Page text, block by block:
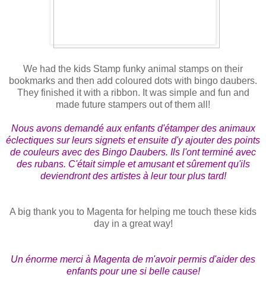
We had the kids Stamp funky animal stamps on their
bookmarks and then add coloured dots with bingo daubers.
They finished it with a ribbon. It was simple and fun and
made future stampers out of them all!
Nous avons demandé aux enfants d'étamper des animaux
éclectiques sur leurs signets et ensuite d'y ajouter des points
de couleurs avec des Bingo Daubers. Ils l'ont terminé avec
des rubans. C'était simple et amusant et sûrement qu'ils
deviendront des artistes à leur tour plus tard!
A big thank you to Magenta for helping me touch these kids
day in a great way!
Un énorme merci à Magenta de m'avoir permis d'aider des
enfants pour une si belle cause!